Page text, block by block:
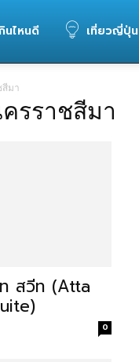
นไหนดี เที่ยวญี่ปุ่น
มา
รราชสีมา
สวีท (Atta
0